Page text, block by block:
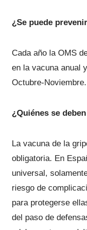
¿Se puede
Cada año la OMS
en la vacuna anual
Octubre-Noviembre.
¿Quiénes se
La vacuna de la
obligatoria. En
universal,
riesgo de
para protegerse
del paso de